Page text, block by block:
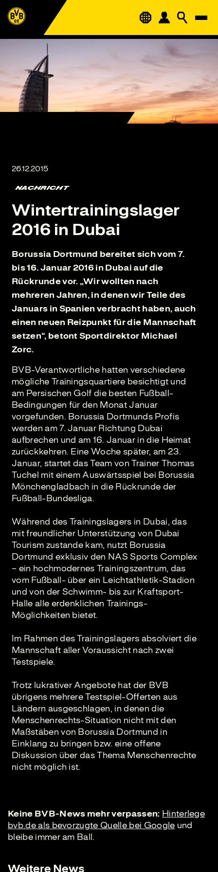
NACHRICHT
Wintertrainingslager
2016 in Dubai
Borussia Dortmund bereitet sich vom 7.
bis 16. Januar 2016 in Dubai auf die
Rückrunde vor. „Wir wollten nach
mehreren Jahren, in denen wir Teile des
Januars in Spanien verbracht haben, auch
einen neuen Reizpunkt für die Mannschaft
setzen“, betont Sportdirektor Michael
Zorc.
BVB-Verantwortliche hatten verschiedene
mögliche Trainingsquartiere besichtigt und
am Persischen Golf die besten Fußball-
Bedingungen für den Monat Januar
vorgefunden. Borussia Dortmunds Profis
werden am 7. Januar Richtung Dubai
aufbrechen und am 16. Januar in die Heimat
zurückkehren. Eine Woche später, am 23.
Januar, startet das Team von Trainer Thomas
Tuchel mit einem Auswärtsspiel bei Borussia
Mönchengladbach in die Rückrunde der
Fußball-Bundesliga.
Während des Trainingslagers in Dubai, das
mit freundlicher Unterstützung von Dubai
Tourism zustande kam, nutzt Borussia
Dortmund exklusiv den NAS Sports Complex
– ein hochmodernes Trainingszentrum, das
vom Fußball- über ein Leichtathletik-Stadion
und von der Schwimm- bis zur Kraftsport-
Halle alle erdenklichen Trainings-
Möglichkeiten bietet.
Im Rahmen des Trainingslagers absolviert die
Mannschaft aller Voraussicht nach zwei
Testspiele.
Trotz lukrativer Angebote hat der BVB
übrigens mehrere Testspiel-Offerten aus
Ländern ausgeschlagen, in denen die
Menschenrechts-Situation nicht mit den
Maßstäben von Borussia Dortmund in
Einklang zu bringen bzw. eine offene
Diskussion über das Thema Menschenrechte
nicht möglich ist.
Keine BVB-News mehr verpassen: Hinterlege
bvb.de als bevorzugte Quelle bei Google und
bleibe immer am Ball.
Weitere News